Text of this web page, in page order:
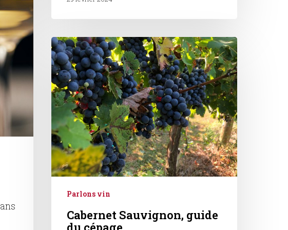
Cabernet
Sauvignon,
guide
du
cépage
Parlons vin
Cabernet Sauvignon, guide
du cépage